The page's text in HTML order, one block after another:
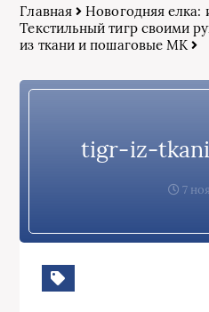
Главная
Новогодняя елка:
Текстильный тигр своими
из ткани и пошаговые МК
tigr-iz-
7